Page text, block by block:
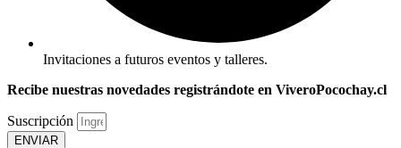
Invitaciones a futuros eventos y talleres.
Recibe nuestras novedades registrándote en ViveroPocochay.cl
Suscripción
ENVIAR